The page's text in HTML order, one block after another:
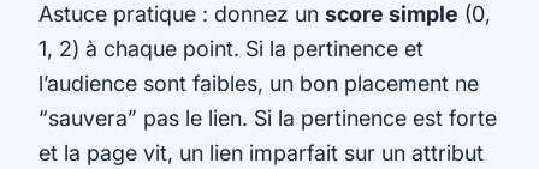
Astuce pratique : donnez un score simple (0,
1, 2) à chaque point. Si la pertinence et
l’audience sont faibles, un bon placement ne
“sauvera” pas le lien. Si la pertinence est forte
et la page vit, un lien imparfait sur un attribut